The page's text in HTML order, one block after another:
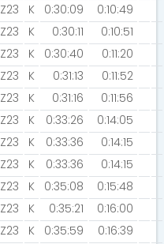
Z23 K 0:30:09
0:10:49
Z23 K 0:30:11
0:10:51
Z23 K 0:30:40
0:11:20
Z23 K 0:31:13
0:11:52
Z23 K 0:31:16
0:11:56
Z23 K 0:33:26
0:14:05
Z23 K 0:33:36
0:14:15
Z23 K 0:33:36
0:14:15
Z23 K 0:35:08
0:15:48
Z23 K 0:35:21
0:16:00
Z23 K 0:35:59
0:16:39